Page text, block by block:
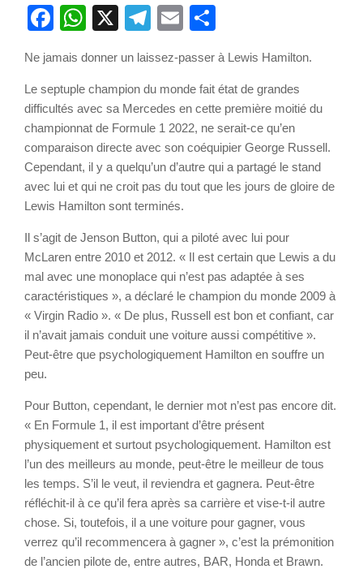
Facebook
WhatsApp
X Telegram
Email
Ne jamais donner un laissez-passer à Lewis Hamilton.
Le septuple champion du monde fait état de grandes
difficultés avec sa Mercedes en cette première moitié du
championnat de Formule 1 2022, ne serait-ce qu’en
comparaison directe avec son coéquipier George Russell.
Cependant, il y a quelqu’un d’autre qui a partagé le stand
avec lui et qui ne croit pas du tout que les jours de gloire de
Lewis Hamilton sont terminés.
Il s’agit de Jenson Button, qui a piloté avec lui pour
McLaren entre 2010 et 2012. « Il est certain que Lewis a du
mal avec une monoplace qui n’est pas adaptée à ses
caractéristiques », a déclaré le champion du monde 2009 à
« Virgin Radio ». « De plus, Russell est bon et confiant, car
il n’avait jamais conduit une voiture aussi compétitive ».
Peut-être que psychologiquement Hamilton en souffre un
peu.
Pour Button, cependant, le dernier mot n’est pas encore dit.
« En Formule 1, il est important d’être présent
physiquement et surtout psychologiquement. Hamilton est
l’un des meilleurs au monde, peut-être le meilleur de tous
les temps. S’il le veut, il reviendra et gagnera. Peut-être
réfléchit-il à ce qu’il fera après sa carrière et vise-t-il autre
chose. Si, toutefois, il a une voiture pour gagner, vous
verrez qu’il recommencera à gagner », c’est la prémonition
de l’ancien pilote de, entre autres, BAR, Honda et Brawn.